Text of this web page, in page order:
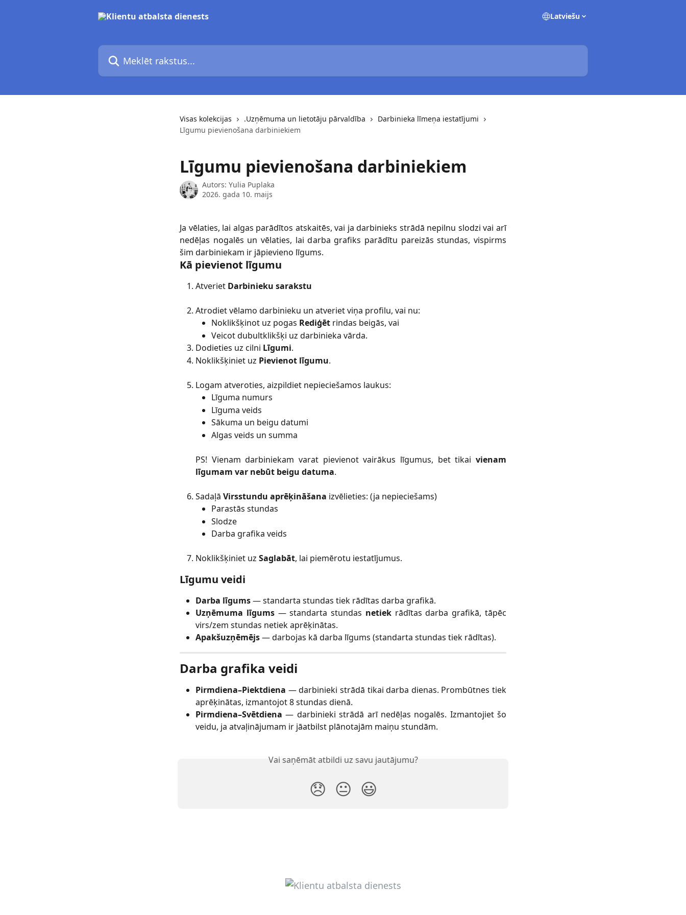
Latviešu
Meklēt rakstus...
Visas kolekcijas .Uzņēmuma un lietotāju pārvaldība
Darbinieka līmeņa iestatījumi
Līgumu pievienošana darbiniekiem
Līgumu pievienošana darbiniekiem
Autors: Yulia Puplaka
2026. gada 10. maijs
Ja vēlaties, lai algas parādītos atskaitēs, vai ja darbinieks strādā nepilnu slodzi vai arī
nedēļas nogalēs un vēlaties, lai darba grafiks parādītu pareizās stundas, vispirms
šim darbiniekam ir jāpievieno līgums.
Kā pievienot līgumu
Atveriet Darbinieku sarakstu
Atrodiet vēlamo darbinieku un atveriet viņa profilu, vai nu:
Noklikšķinot uz pogas Rediģēt rindas beigās, vai
Veicot dubultklikšķi uz darbinieka vārda.
Dodieties uz cilni Līgumi.
Noklikšķiniet uz Pievienot līgumu.
Logam atveroties, aizpildiet nepieciešamos laukus:
Līguma numurs
Līguma veids
Sākuma un beigu datumi
Algas veids un summa
PS! Vienam darbiniekam varat pievienot vairākus līgumus, bet tikai vienam
līgumam var nebūt beigu datuma.
Sadaļā Virsstundu aprēķināšana izvēlieties: (ja nepieciešams)
Parastās stundas
Slodze
Darba grafika veids
Noklikšķiniet uz Saglabāt, lai piemērotu iestatījumus.
Līgumu veidi
Darba līgums— standarta stundas tiek rādītas darba grafikā.
Uzņēmuma līgums— standarta stundas netiekrādītas darba grafikā, tāpēc
virs/zem stundas netiek aprēķinātas.
Apakšuzņēmējs— darbojas kā darba līgums (standarta stundas tiek rādītas).
Darba grafika veidi
Pirmdiena–Piektdiena — darbinieki strādā tikai darba dienas. Prombūtnes tiek
aprēķinātas, izmantojot 8 stundas dienā.
Pirmdiena–Svētdiena — darbinieki strādā arī nedēļas nogalēs. Izmantojiet šo
veidu, ja atvaļinājumam ir jāatbilst plānotajām maiņu stundām.
Vai saņēmāt atbildi uz savu jautājumu?
😞 😐 😃